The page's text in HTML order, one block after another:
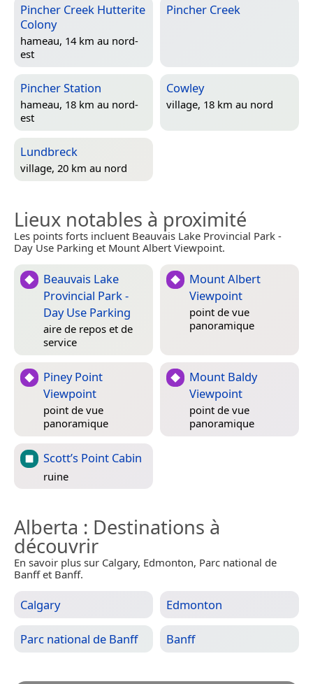
Pincher Creek Hutterite
Colony
hameau, 14 km au nord-
est
Pincher Creek
Pincher Station
hameau, 18 km au nord-
est
Cowley
village, 18 km au nord
Lundbreck
village, 20 km au nord
Lieux notables à proximité
Les points forts incluent Beauvais Lake Provincial Park -
Day Use Parking et Mount Albert Viewpoint.
Beauvais Lake
Provincial Park -
Day Use Parking
aire de repos et de
service
Mount Albert
Viewpoint
point de vue
panoramique
Piney Point
Viewpoint
point de vue
panoramique
Mount Baldy
Viewpoint
point de vue
panoramique
Scott’s Point Cabin
ruine
Alberta : Destinations à
découvrir
En savoir plus sur Calgary, Edmonton, Parc national de
Banff et Banff.
Calgary Edmonton
Parc national de Banff Banff